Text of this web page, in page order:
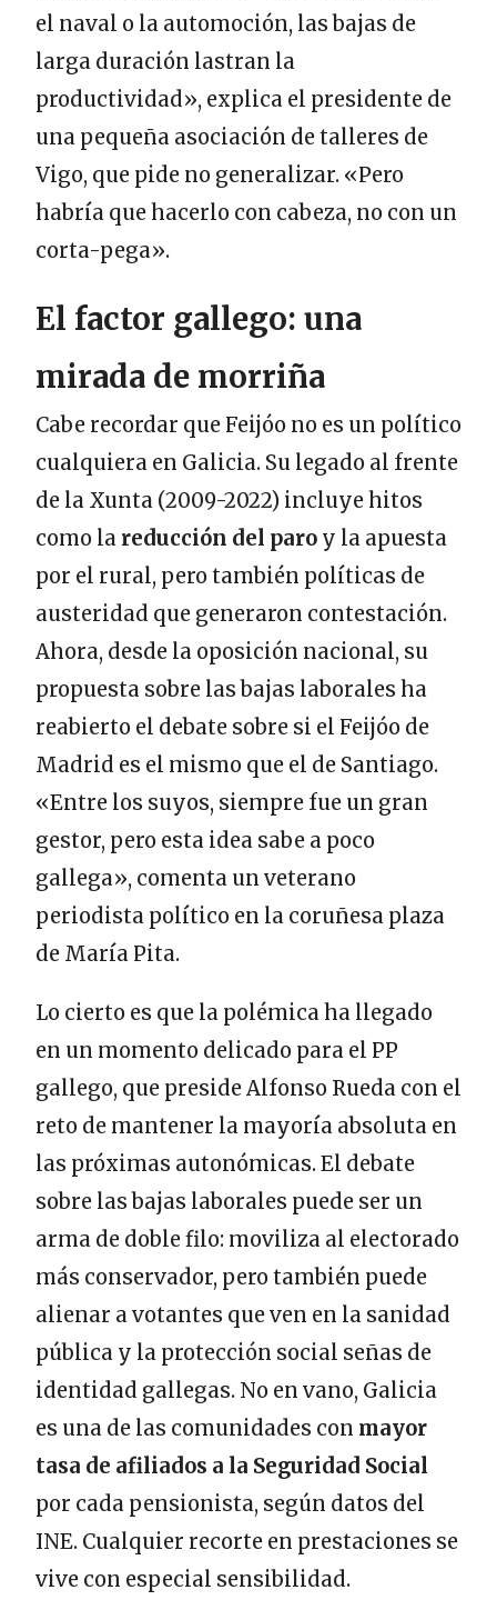
el naval o la automoción, las bajas de
larga duración lastran la
productividad», explica el presidente de
una pequeña asociación de talleres de
Vigo, que pide no generalizar. «Pero
habría que hacerlo con cabeza, no con un
corta-pega».
El factor gallego: una
mirada de morriña
Cabe recordar que Feijóo no es un político
cualquiera en Galicia. Su legado al frente
de la Xunta (2009-2022) incluye hitos
como la reducción del paro y la apuesta
por el rural, pero también políticas de
austeridad que generaron contestación.
Ahora, desde la oposición nacional, su
propuesta sobre las bajas laborales ha
reabierto el debate sobre si el Feijóo de
Madrid es el mismo que el de Santiago.
«Entre los suyos, siempre fue un gran
gestor, pero esta idea sabe a poco
gallega», comenta un veterano
periodista político en la coruñesa plaza
de María Pita.
Lo cierto es que la polémica ha llegado
en un momento delicado para el PP
gallego, que preside Alfonso Rueda con el
reto de mantener la mayoría absoluta en
las próximas autonómicas. El debate
sobre las bajas laborales puede ser un
arma de doble filo: moviliza al electorado
más conservador, pero también puede
alienar a votantes que ven en la sanidad
pública y la protección social señas de
identidad gallegas. No en vano, Galicia
es una de las comunidades con mayor
tasa de afiliados a la Seguridad Social
por cada pensionista, según datos del
INE. Cualquier recorte en prestaciones se
vive con especial sensibilidad.